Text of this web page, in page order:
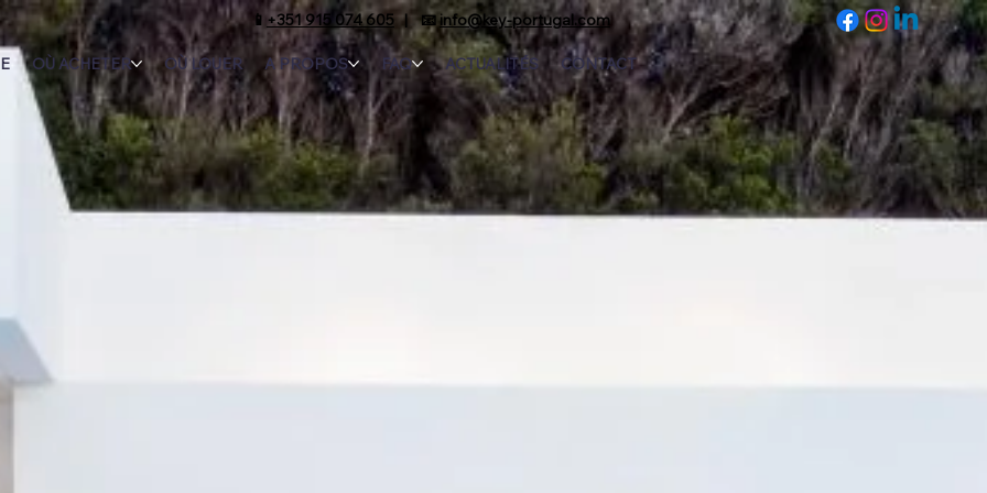
📱 +351 915 074 605| 📧info@key-portugal.com
OÙ ACHETER OÙ LOUER A PROPOS FAQ ACTUALITÉS CONTACT